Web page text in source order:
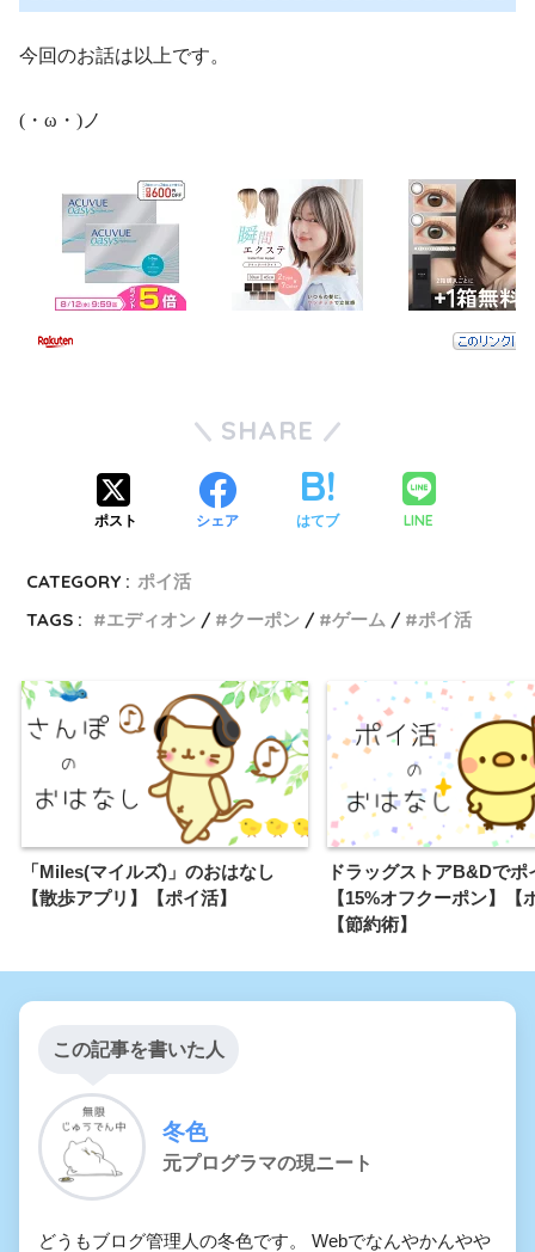
今回のお話は以上です。
(・ω・)ノ
SHARE
ポスト シェア はてブ LINE
CATEGORY : ポイ活
TAGS :
エディオン クーポン ゲーム ポイ活
「Miles(マイルズ)」のおはなし
【散歩アプリ】【ポイ活】
ドラッグストアB&Dでポ
【15%オフクーポン】【
【節約術】
この記事を書いた人
冬色
元プログラマの現ニート
どうもブログ管理人の冬色です。 Webでなんやかんやや